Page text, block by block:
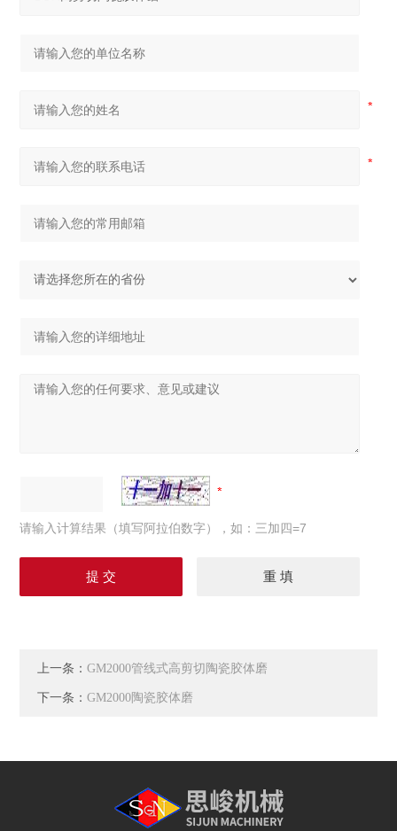
请输入计算结果（填写阿拉伯数字），如：三加四=7
上一条：GM2000管线式高剪切陶瓷胶体磨
下一条：GM2000陶瓷胶体磨